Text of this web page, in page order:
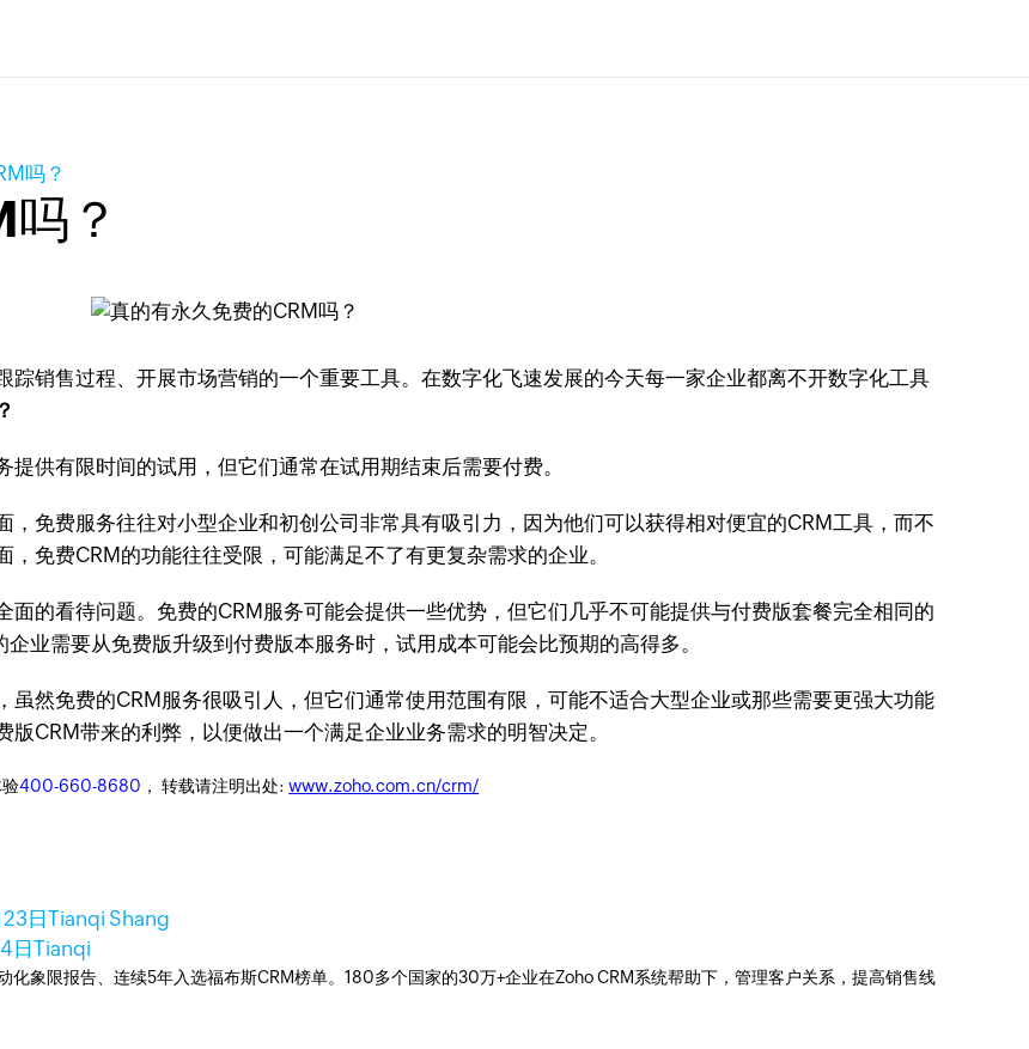
吗？
？
踪销售过程、开展市场营销的一个重要工具。在数字化飞速发展的今天每一家企业都离不开数字化工具
供有限时间的试用，但它们通常在试用期结束后需要付费。
免费服务往往对小型企业和初创公司非常具有吸引力，因为他们可以获得相对便宜的CRM工具，而不
免费CRM的功能往往受限，可能满足不了有更复杂需求的企业。
的看待问题。免费的CRM服务可能会提供一些优势，但它们几乎不可能提供与付费版套餐完全相同的
业需要从免费版升级到付费版本服务时，试用成本可能会比预期的高得多。
虽然免费的CRM服务很吸引人，但它们通常使用范围有限，可能不适合大型企业或那些需要更强大功能
CRM带来的利弊，以便做出一个满足企业业务需求的明智决定。
400-660-8680 ， 转载请注明出处:www.zoho.com.cn/crm/
日Tianqi Shang
日Tianqi
象限报告、连续5年入选福布斯CRM榜单。180多个国家的30万+企业在Zoho CRM系统帮助下，管理客户关系，提高销售线